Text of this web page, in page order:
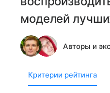
моделей
Авторы и
Критерии рейтинга